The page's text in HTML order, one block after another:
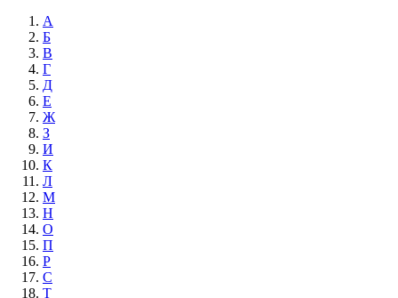
А
Б
В
Г
Д
Е
Ж
З
И
К
Л
М
Н
О
П
Р
С
Т